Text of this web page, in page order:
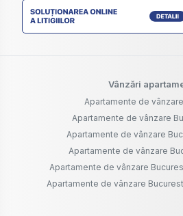
Vânzări
Apartamente de
Apartamente de vânzare
Apartamente de vânzare
Apartamente de vânzare
Apartamente de vânzare
Apartamente de vânzare